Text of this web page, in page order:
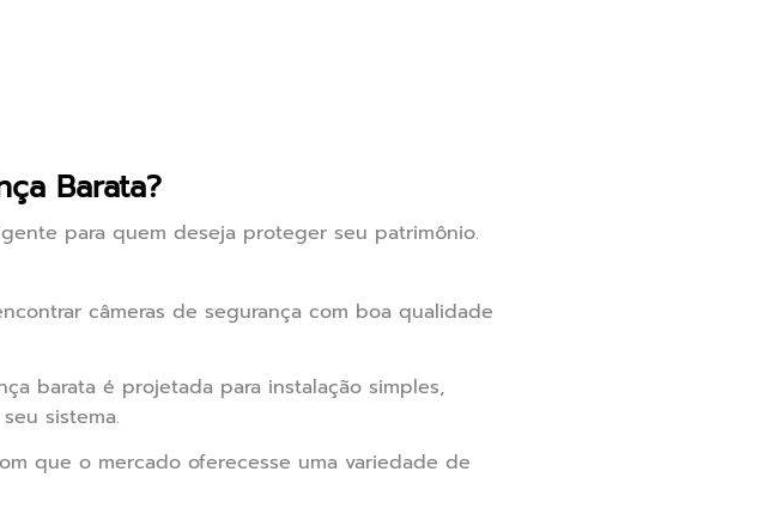
Barata?
para quem deseja proteger seu patrimônio.
câmeras de segurança com boa qualidade
barata é projetada para instalação simples,
sistema.
que o mercado oferecesse uma variedade de